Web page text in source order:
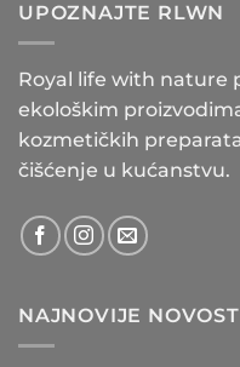
UPOZNAJTE RLWN
Royal life with nature
ekološkim
kozmetičkih
čišćenje u kućanstvu.
NAJNOVIJE